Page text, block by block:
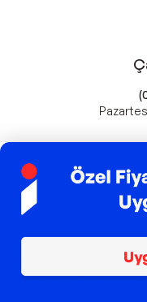
Popüler Markalar
Farmasi
Fashcolle